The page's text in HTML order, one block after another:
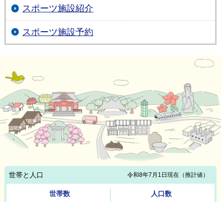
スポーツ施設紹介
スポーツ施設予約